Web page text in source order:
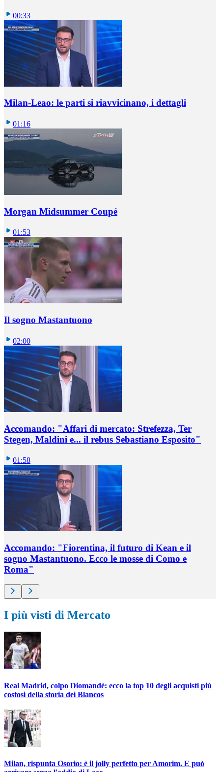
00:33
Milan-Leao: le parti si riavvicinano, i dettagli
01:16
Morgan Midsummer Coupé
01:53
Il sogno Mastantuono
02:00
Accomando: "Affari di mercato: Strefezza, Ter
Stegen, Maldini e... il rebus Sebastiano Esposito"
01:58
Accomando: "Fiorentina, il futuro di Kean e il
sogno Mastantuono. Ecco le mosse di Como e
Roma"
I più visti di Mercato
Real Madrid, colpo Diomandé: ecco la top 10 degli acquisti più
costosi della storia dei Blancos
Milan, rispunta Osorio: è il jolly perfetto per Amorim. E può